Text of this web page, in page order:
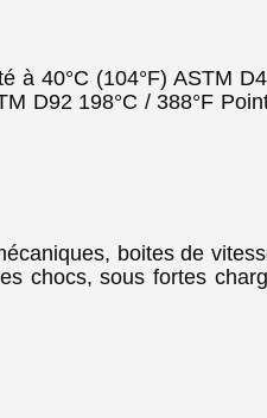
à 40°C (104°F) ASTM
D92 198°C / 388°F
boites de
chocs, sous fortes